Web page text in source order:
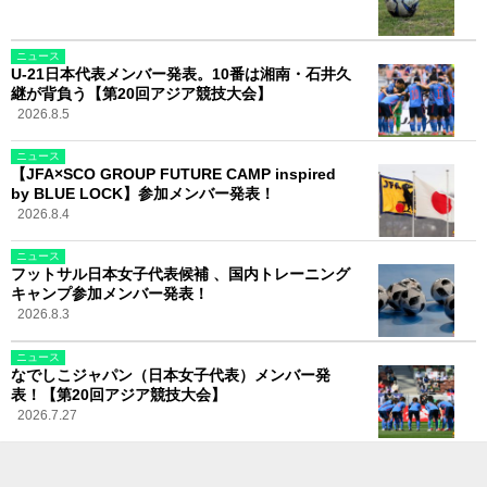
ニュース
U-21日本代表メンバー発表。10番は湘南・石井久
継が背負う【第20回アジア競技大会】
2026.8.5
ニュース
【JFA×SCO GROUP FUTURE CAMP inspired
by BLUE LOCK】参加メンバー発表！
2026.8.4
ニュース
フットサル日本女子代表候補 、国内トレーニング
キャンプ参加メンバー発表！
2026.8.3
ニュース
なでしこジャパン（日本女子代表）メンバー発
表！【第20回アジア競技大会】
2026.7.27